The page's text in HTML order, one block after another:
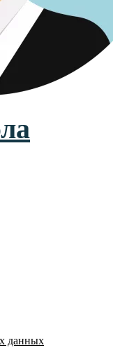
данных